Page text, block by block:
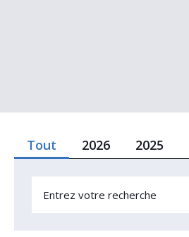
Tout 2026 2025